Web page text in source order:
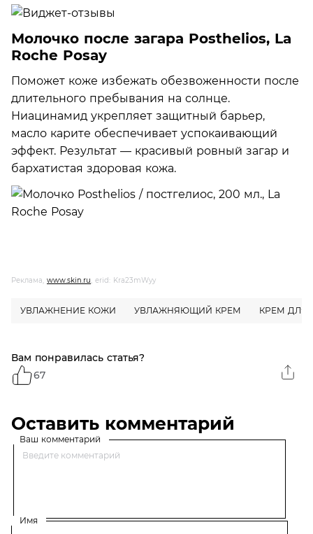
Молочко после загара Posthelios, La
Roche Posay
Поможет коже избежать обезвоженности после
длительного пребывания на солнце.
Ниацинамид укрепляет защитный барьер,
масло карите обеспечивает успокаивающий
эффект. Результат — красивый ровный загар и
бархатистая здоровая кожа.
Реклама, www.skin.ru, erid: Kra23mWyy
УВЛАЖНЕНИЕ КОЖИ УВЛАЖНЯЮЩИЙ КРЕМ КРЕМ ДЛЯ
Вам понравилась статья?
67
Оставить комментарий
Ваш комментарий
Имя